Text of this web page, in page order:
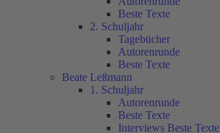
Beste Texte
2. Schuljahr
Tagebücher
Autorenrunde
Beste Texte
Beate Leßmann
1. Schuljahr
Autorenrunde
Beste Texte
Interviews Beste Texte